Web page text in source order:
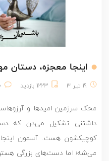
اینجا معجزه، دستان
19 تیر 3 1223 بازدید 0
محک سرزمین امیدها و
داشتنی‌ تشکیل می‌دن که
کوچیکشون هست. آسمون
می‌شه؛ اما دست‌های بزرگی هستن